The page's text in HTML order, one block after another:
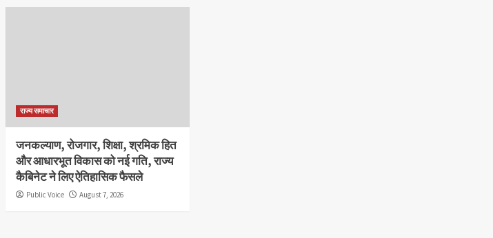
राज्य समाचार
जनकल्याण, रोजगार, शिक्षा, श्रमिक हित
और आधारभूत विकास को नई गति, राज्य
कैबिनेट ने लिए ऐतिहासिक फैसले
Public Voice August 7, 2026